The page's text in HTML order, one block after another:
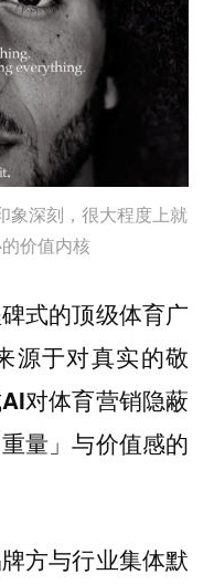
象深刻，很大程度上就
价值内核
式的顶级体育广
源于对真实的敬
对体育营销隐蔽
量」与价值感的
方与行业集体默